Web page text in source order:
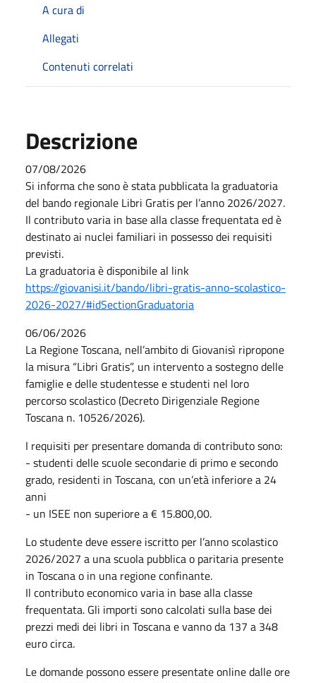
A cura di
Allegati
Contenuti correlati
Descrizione
07/08/2026
Si informa che sono è stata pubblicata la graduatoria
del bando regionale Libri Gratis per l’anno 2026/2027.
Il contributo varia in base alla classe frequentata ed è
destinato ai nuclei familiari in possesso dei requisiti
previsti.
La graduatoria è disponibile al link
https://giovanisi.it/bando/libri-gratis-anno-scolastico-
2026-2027/#idSectionGraduatoria
06/06/2026
La Regione Toscana, nell’ambito di Giovanisì ripropone
la misura “Libri Gratis”, un intervento a sostegno delle
famiglie e delle studentesse e studenti nel loro
percorso scolastico (Decreto Dirigenziale Regione
Toscana n. 10526/2026).
I requisiti per presentare domanda di contributo sono:
- studenti delle scuole secondarie di primo e secondo
grado, residenti in Toscana, con un’età inferiore a 24
anni
- un ISEE non superiore a € 15.800,00.
Lo studente deve essere iscritto per l’anno scolastico
2026/2027 a una scuola pubblica o paritaria presente
in Toscana o in una regione confinante.
Il contributo economico varia in base alla classe
frequentata. Gli importi sono calcolati sulla base dei
prezzi medi dei libri in Toscana e vanno da 137 a 348
euro circa.
Le domande possono essere presentate online dalle ore